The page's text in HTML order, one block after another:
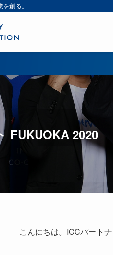
創る。
FUKUOKA 2020
こんにちは。ICCパート